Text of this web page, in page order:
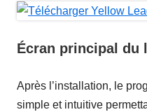
Écran principal du
Après l’installation, le
simple et intuitive